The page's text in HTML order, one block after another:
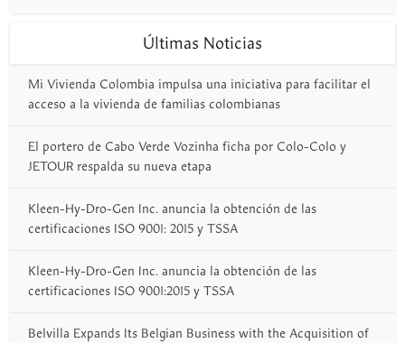
Últimas Noticias
Mi Vivienda Colombia impulsa una iniciativa para facilitar el
acceso a la vivienda de familias colombianas
El portero de Cabo Verde Vozinha ficha por Colo-Colo y
JETOUR respalda su nueva etapa
Kleen-Hy-Dro-Gen Inc. anuncia la obtención de las
certificaciones ISO 9001: 2015 y TSSA
Kleen-Hy-Dro-Gen Inc. anuncia la obtención de las
certificaciones ISO 9001:2015 y TSSA
Belvilla Expands Its Belgian Business with the Acquisition of